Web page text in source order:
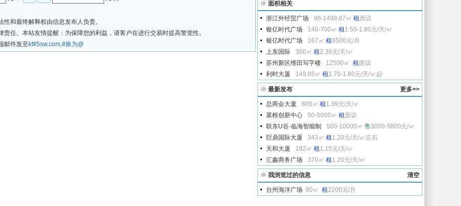
和最终解释权由信息发布人负责。
任。本站友情提醒：为保障您的利益，请客户在进行交易时提高警觉性。
邮件发至 kf#5sw.com,#换为@
面积相关
浙江外经贸广场 96-1499.87㎡ 租面议
银亿时代广场
140-700㎡ 租 1.50-1.80元/天/㎡
银亿时代广场
167㎡ 租8500元/月
上东国际
300㎡ 租2.30元/天/㎡
苏州新区维田写字楼
12500㎡ 租面议
利时大厦
149.85㎡ 租 1.70-1.80元/天/㎡起
更多>>
最新发布
总商会大厦 600㎡ 租 1.39元/天/㎡
菜根创新中心
50-5000㎡ 租面议
联东U谷·临海智能制
500-10000㎡ 售3000-5800元/㎡
巨鼎国际大厦
343㎡ 租 1.20元/天/㎡左右
天和大厦
182㎡ 租 1.15元/天/㎡
汇鑫商务广场
370㎡ 租 1.20元/天/㎡
清空
我浏览过的信息
台州海洋广场 90㎡ 租2200元/月